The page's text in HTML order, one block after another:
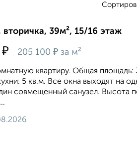
вторичка, 39м², 15/16 этаж
₽ 205 100 ₽ за м²
квартиру. Общая площадь:
5 кв.м. Все окна выходят на
совмещенный санузел. Высота